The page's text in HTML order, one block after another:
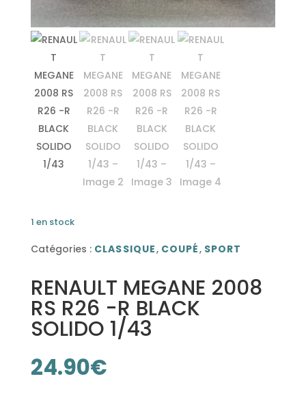
1 en stock
Catégories : CLASSIQUE, COUPÉ, SPORT
RENAULT MEGANE 2008
RS R26 -R BLACK
SOLIDO 1/43
24.90€